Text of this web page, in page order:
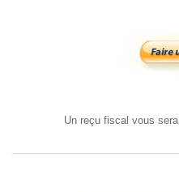
Un reçu fiscal vous